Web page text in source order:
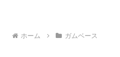
ホーム
ガムベース